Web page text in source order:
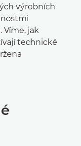
výrobních
Víme, jak
technické